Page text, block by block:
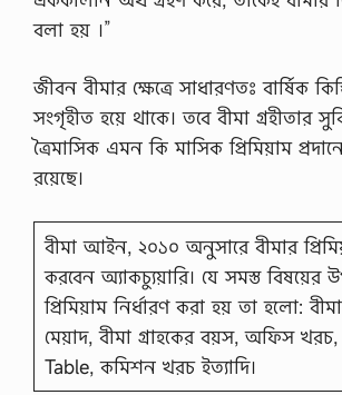
বলা হয় ।”
জীবন বীমার ক্ষেত্রে সাধারণতঃ বার্ষিক
সংগৃহীত হয়ে থাকে। তবে বীমা গ্রহীতার
ত্রৈমাসিক এমন কি মাসিক প্রিমিয়াম
রয়েছে।
বীমা আইন, ২০১০ অনুসারে বীমার
করবেন অ্যাকচ্যুয়ারি। যে সমস্ত বিষয়ের
প্রিমিয়াম নির্ধারণ করা হয় তা হলো:
মেয়াদ, বীমা গ্রাহকের বয়স, অফিস
Table, কমিশন খরচ ইত্যাদি।